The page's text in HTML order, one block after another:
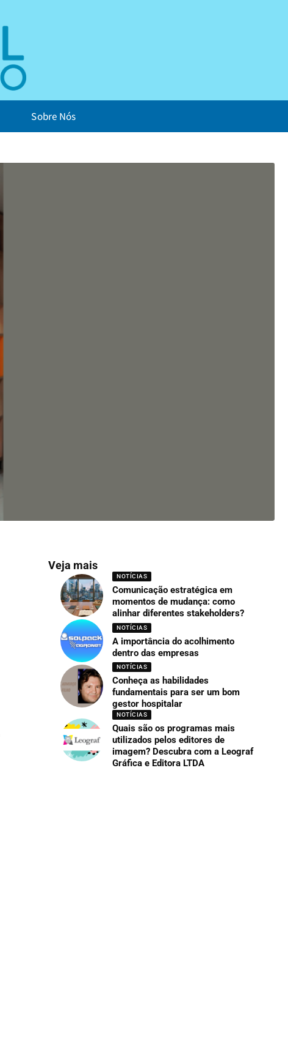
Sobre Nós
Veja mais
NOTÍCIAS
Comunicação estratégica em
momentos de mudança: como
alinhar diferentes stakeholders?
NOTÍCIAS
A importância do acolhimento
dentro das empresas
NOTÍCIAS
Conheça as habilidades
fundamentais para ser um bom
gestor hospitalar
NOTÍCIAS
Quais são os programas mais
utilizados pelos editores de
imagem? Descubra com a Leograf
Gráfica e Editora LTDA